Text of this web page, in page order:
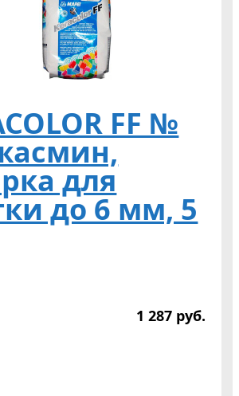
FF №
для
до 6 мм, 5
1 287 руб.